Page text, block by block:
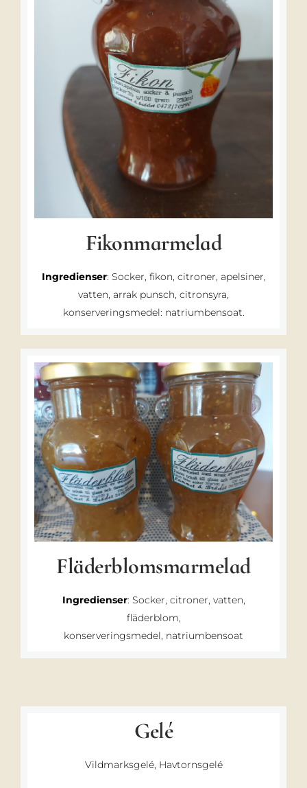
Fläderblomsmarmelad
Ingredienser: Socker, citroner, vatten,
fläderblom,
konserveringsmedel, natriumbensoat
Fikonmarmelad
Ingredienser: Socker, fikon, citroner, apelsiner,
vatten, arrak punsch, citronsyra,
konserveringsmedel: natriumbensoat.
Gelé
Vildmarksgelé, Havtornsgelé